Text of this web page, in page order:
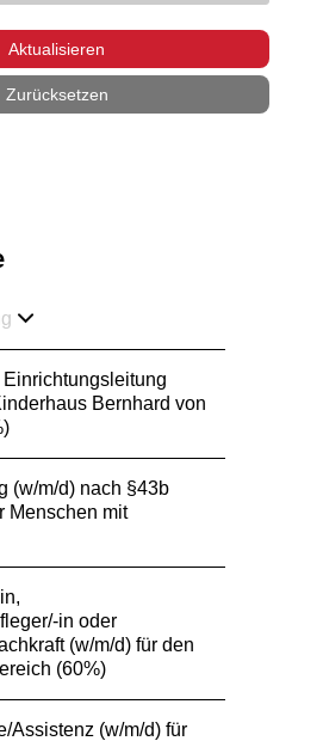
Aktualisieren
Zurücksetzen
Bernhard von
(w/m/d) nach §43b
Menschen mit
in oder
(w/m/d) für den
(60%)
Assistenz (w/m/d) für